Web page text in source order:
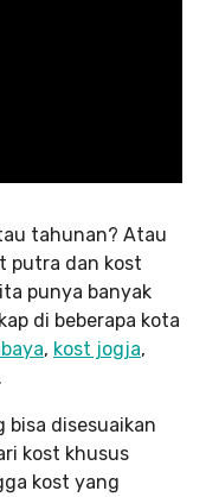
tahunan? Atau
putra dan kost
punya banyak
di beberapa kota
, kost jogja,
bisa disesuaikan
kost khusus
kost yang